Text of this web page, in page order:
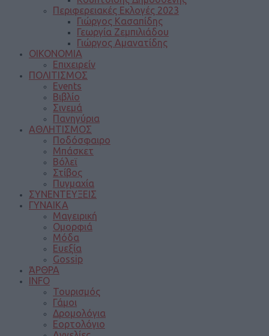
Περιφερειακές Εκλογές 2023
Γιώργος Κασαπίδης
Γεωργία Ζεμπιλιάδου
Γιώργος Αμανατίδης
ΟΙΚΟΝΟΜΙΑ
Επιχειρείν
ΠΟΛΙΤΙΣΜΟΣ
Events
Βιβλίο
Σινεμά
Πανηγύρια
ΑΘΛΗΤΙΣΜΟΣ
Ποδόσφαιρο
Μπάσκετ
Βόλεϊ
Στίβος
Πυγμαχία
ΣΥΝΕΝΤΕΥΞΕΙΣ
ΓΥΝΑΙΚΑ
Μαγειρική
Ομορφιά
Μόδα
Ευεξία
Gossip
ΆΡΘΡΑ
INFO
Τουρισμός
Γάμοι
Δρομολόγια
Εορτολόγιο